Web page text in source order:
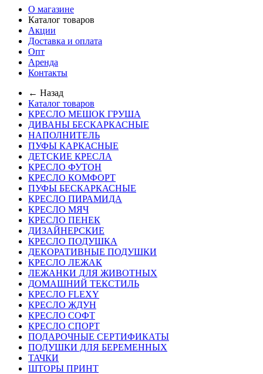
О магазине
Каталог товаров
Акции
Доставка и оплата
Опт
Аренда
Контакты
← Назад
Каталог товаров
КРЕСЛО МЕШОК ГРУША
ДИВАНЫ БЕСКАРКАСНЫЕ
НАПОЛНИТЕЛЬ
ПУФЫ КАРКАСНЫЕ
ДЕТСКИЕ КРЕСЛА
КРЕСЛО ФУТОН
КРЕСЛО КОМФОРТ
ПУФЫ БЕСКАРКАСНЫЕ
КРЕСЛО ПИРАМИДА
КРЕСЛО МЯЧ
КРЕСЛО ПЕНЕК
ДИЗАЙНЕРСКИЕ
КРЕСЛО ПОДУШКА
ДЕКОРАТИВНЫЕ ПОДУШКИ
КРЕСЛО ЛЕЖАК
ЛЕЖАНКИ ДЛЯ ЖИВОТНЫХ
ДОМАШНИЙ ТЕКСТИЛЬ
КРЕСЛО FLEXY
КРЕСЛО ЖДУН
КРЕСЛО СОФТ
КРЕСЛО СПОРТ
ПОДАРОЧНЫЕ СЕРТИФИКАТЫ
ПОДУШКИ ДЛЯ БЕРЕМЕННЫХ
ТАЧКИ
ШТОРЫ ПРИНТ